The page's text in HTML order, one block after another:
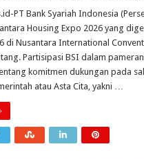
PT Bank Syariah Indonesia
Housing Expo 2026 yang
di Nusantara International
Partisipasi BSI dalam
komitmen dukungan pada
atau Asta Cita, yakni …